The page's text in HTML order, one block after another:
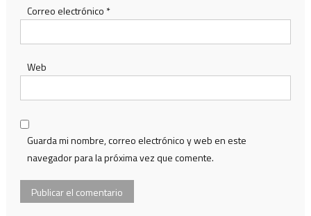
Correo electrónico *
Web
Guarda mi nombre, correo electrónico y web en este
navegador para la próxima vez que comente.